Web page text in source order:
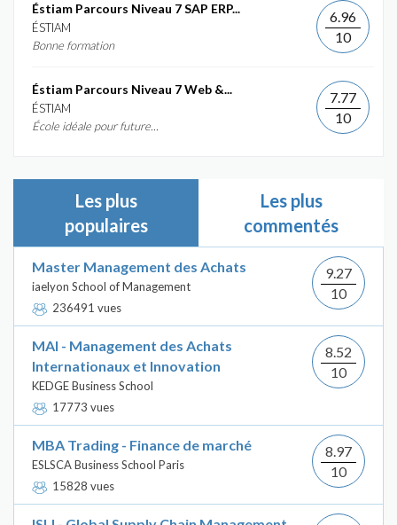
Éstiam Parcours Niveau 7 SAP ERP...
ÉSTIAM
Bonne formation
6.96
10
Éstiam Parcours Niveau 7 Web &...
ÉSTIAM
École idéale pour future...
7.77
10
Les plus
populaires
Les plus
commentés
Master Management des Achats
iaelyon School of Management
236491 vues
9.27
10
MAI - Management des Achats
Internationaux et Innovation
KEDGE Business School
17773 vues
8.52
10
MBA Trading - Finance de marché
ESLSCA Business School Paris
15828 vues
8.97
10